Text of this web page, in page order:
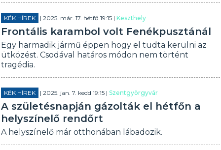
KÉK HÍREK | 2025. már. 17. hétfő 19:15 |Keszthely
Frontális karambol volt Fenékpusztánál
Egy harmadik jármű éppen hogy el tudta kerülni az
ütközést. Csodával határos módon nem történt
tragédia.
KÉK HÍREK | 2025. jan. 7. kedd 19:15 |Szentgyörgyvár
A születésnapján gázolták el hétfőn a
helyszínelő rendőrt
A helyszínelő már otthonában lábadozik.